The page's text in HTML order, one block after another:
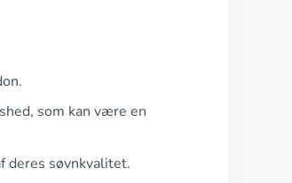
som kan være en
deres søvnkvalitet.